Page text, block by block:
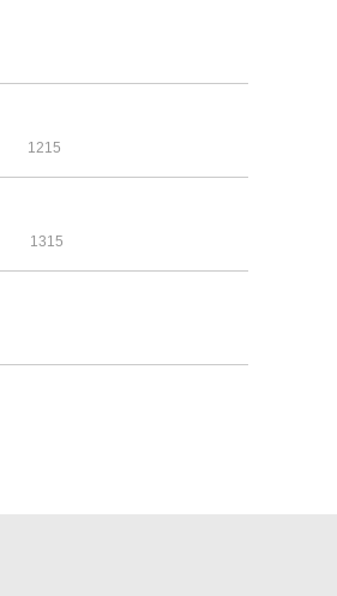
1215
1315